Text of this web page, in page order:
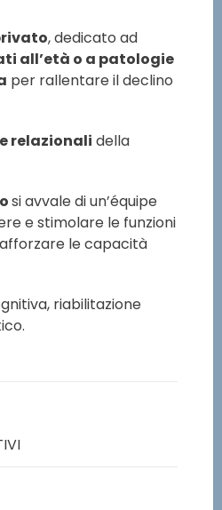
, dedicato ad
all’età o a patologie
per rallentare il declino
relazionali della
si avvale di un’équipe
e stimolare le funzioni
le capacità
riabilitazione